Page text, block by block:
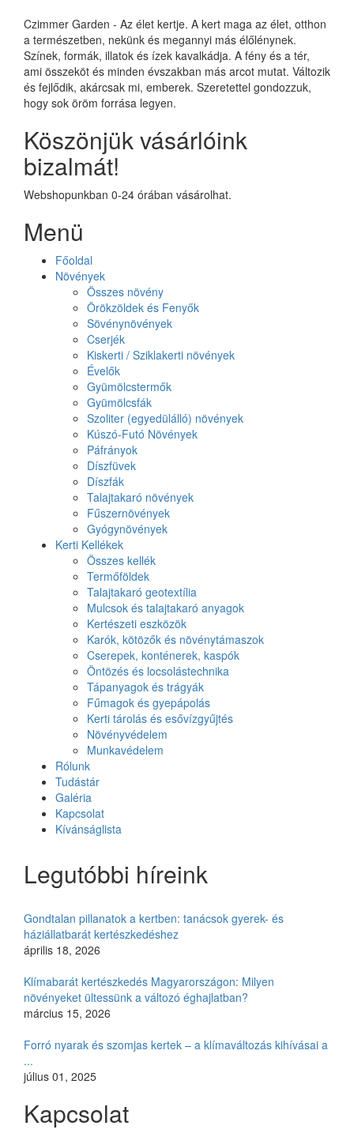
Czimmer Garden - Az élet kertje. A kert maga az élet, otthon
a természetben, nekünk és megannyi más élőlénynek.
Színek, formák, illatok és ízek kavalkádja. A fény és a tér,
ami összeköt és minden évszakban más arcot mutat. Változik
és fejlődik, akárcsak mi, emberek. Szeretettel gondozzuk,
hogy sok öröm forrása legyen.
Köszönjük vásárlóink
bizalmát!
Webshopunkban 0-24 órában vásárolhat.
Menü
Főoldal
Növények
Összes növény
Örökzöldek és Fenyők
Sövénynövények
Cserjék
Kiskerti / Sziklakerti növények
Évelők
Gyümölcstermők
Gyümölcsfák
Szoliter (egyedülálló) növények
Kúszó-Futó Növények
Páfrányok
Díszfüvek
Díszfák
Talajtakaró növények
Fűszernövények
Gyógynövények
Kerti Kellékek
Összes kellék
Termőföldek
Talajtakaró geotextília
Mulcsok és talajtakaró anyagok
Kertészeti eszközök
Karók, kötözők és növénytámaszok
Cserepek, konténerek, kaspók
Öntözés és locsolástechnika
Tápanyagok és trágyák
Fűmagok és gyepápolás
Kerti tárolás és esővízgyűjtés
Növényvédelem
Munkavédelem
Rólunk
Tudástár
Galéria
Kapcsolat
Kívánságlista
Legutóbbi híreink
Gondtalan pillanatok a kertben: tanácsok gyerek- és
háziállatbarát kertészkedéshez
április 18, 2026
Klímabarát kertészkedés Magyarországon: Milyen
növényeket ültessünk a változó éghajlatban?
március 15, 2026
Forró nyarak és szomjas kertek – a klímaváltozás kihívásai a
...
július 01, 2025
Kapcsolat